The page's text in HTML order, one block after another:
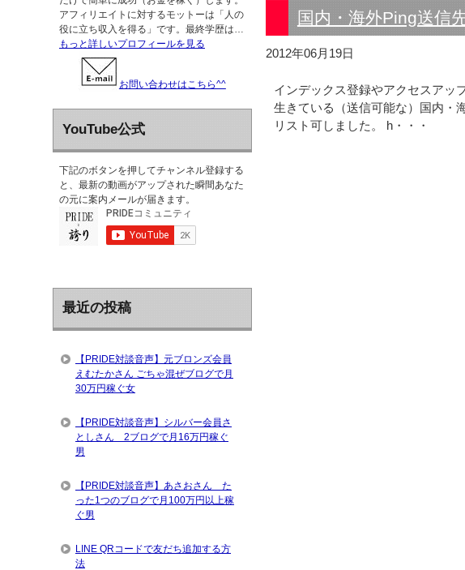
国内・海外Ping送信
2012年06月19日
インデックス登録やアクセスアッ
生きている（送信可能な）国内・
リスト可しました。 h・・・
アフィリエイトに対するモットーは「人の
役に立ち収入を得る」です。最終学歴は…
もっと詳しいプロフィールを見る
お問い合わせはこちら^^
YouTube公式
下記のボタンを押してチャンネル登録する
と、最新の動画がアップされた瞬間あなた
の元に案内メールが届きます。
最近の投稿
【PRIDE対談音声】元ブロンズ会員
えむたかさん ごちゃ混ぜブログで月
30万円稼ぐ女
【PRIDE対談音声】シルバー会員さ
としさん 2ブログで月16万円稼ぐ
男
【PRIDE対談音声】あさおさん た
った1つのブログで月100万円以上稼
ぐ男
LINE QRコードで友だち追加する方
法